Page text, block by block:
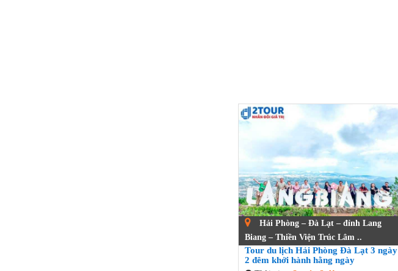
Hải Phòng – Đà Lạt – đỉnh Lang
Biang – Thiền Viện Trúc Lâm ..
Tour du lịch Hải Phòng Đà Lạt 3 ngày
2 đêm khởi hành hằng ngày